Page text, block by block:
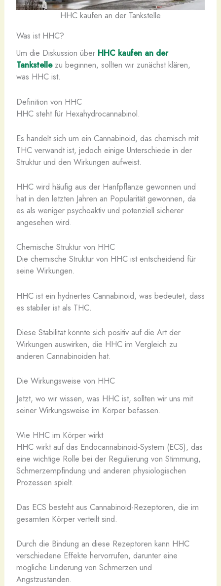
HHC kaufen an der Tankstelle
Was ist HHC?
Um die Diskussion über HHC kaufen an der
Tankstellezu beginnen, sollten wir zunächst klären,
was HHC ist.
Definition von HHC
HHC steht für Hexahydrocannabinol.
Es handelt sich um ein Cannabinoid, das chemisch mit
THC verwandt ist, jedoch einige Unterschiede in der
Struktur und den Wirkungen aufweist.
HHC wird häufig aus der Hanfpflanze gewonnen und
hat in den letzten Jahren an Popularität gewonnen, da
es als weniger psychoaktiv und potenziell sicherer
angesehen wird.
Chemische Struktur von HHC
Die chemische Struktur von HHC ist entscheidend für
seine Wirkungen.
HHC ist ein hydriertes Cannabinoid, was bedeutet, dass
es stabiler ist als THC.
Diese Stabilität könnte sich positiv auf die Art der
Wirkungen auswirken, die HHC im Vergleich zu
anderen Cannabinoiden hat.
Die Wirkungsweise von HHC
Jetzt, wo wir wissen, was HHC ist, sollten wir uns mit
seiner Wirkungsweise im Körper befassen.
Wie HHC im Körper wirkt
HHC wirkt auf das Endocannabinoid-System (ECS), das
eine wichtige Rolle bei der Regulierung von Stimmung,
Schmerzempfindung und anderen physiologischen
Prozessen spielt.
Das ECS besteht aus Cannabinoid-Rezeptoren, die im
gesamten Körper verteilt sind.
Durch die Bindung an diese Rezeptoren kann HHC
verschiedene Effekte hervorrufen, darunter eine
mögliche Linderung von Schmerzen und
Angstzuständen.